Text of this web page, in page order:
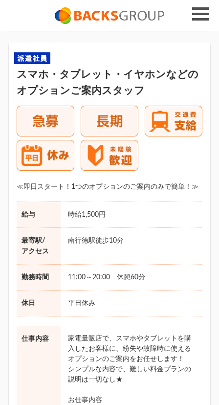
スマホ・タブレット・イヤホンなどの
オプションご案内スタッフ
≪即日スタート！1つのオプションのご案内のみで簡単！≫
給与 時給1,500円
最寄駅/
アクセス
南行徳駅徒歩10分
勤務時間 11:00～20:00 休憩60分
休日 平日休み
仕事内容
家電量販店で、スマホやタブレットを購
入したお客様に、紛失や故障時に使える
オプションのご案内をお任せします！
シンプルな内容で、難しい料金プランの
説明は一切なし★
お仕事内容